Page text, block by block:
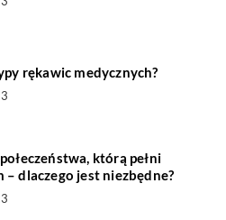
rękawic medycznych?
którą pełni
– dlaczego jest niezbędne?